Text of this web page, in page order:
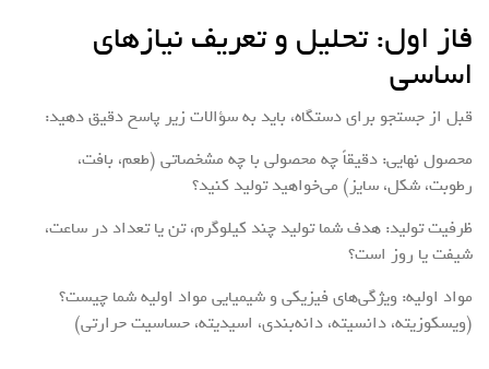
فاز اول: تحلیل و تعریف نیازهای
اساسی
قبل از جستجو برای دستگاه، باید به سؤالات زیر پاسخ دقیق دهید:
محصول نهایی: دقیقاً چه محصولی با چه مشخصاتی (طعم، بافت،
رطوبت، شکل، سایز) می‌خواهید تولید کنید؟
ظرفیت تولید: هدف شما تولید چند کیلوگرم، تن یا تعداد در ساعت،
شیفت یا روز است؟
مواد اولیه: ویژگی‌های فیزیکی و شیمیایی مواد اولیه شما چیست؟
(ویسکوزیته، دانسیته، دانه‌بندی، اسیدیته، حساسیت حرارتی)